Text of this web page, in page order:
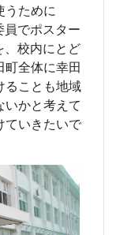
うために
員でポスター
、校内にとど
町全体に幸田
ることも地域
いかと考えて
ていきたいで